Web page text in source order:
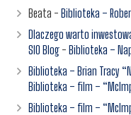
Beata - Biblioteka –
Dlaczego warto
SIO Blog - Biblioteka –
Biblioteka – Brian Tracy
Biblioteka – film –
Biblioteka – film –